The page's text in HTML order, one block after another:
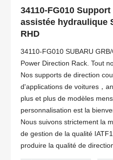
34110-FG010
assistée hydraulique
RHD
34110-FG010 SUBARU
Power Direction Rack. Tout
Nos supports de direction
d'applications de voitures，
plus et plus de modèles
personnalisation est la
Nous suivons strictement la
de gestion de la qualité
produire la qualité de